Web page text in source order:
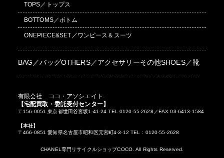
TOPS／トップス
BOTTOMS／ボトム
ONEPIECE&SET／ワンピース＆スーツ
BAG／バッグOTHERS／アクセサリーその他SHOES／靴
有限会社 ココ・アソシエイト.
【宅配買取・委託受付センター】
〒156-0051 東京都世田谷宮坂1-41-24 TEL 0120-55-2628／FAX 03-6413-1584
【本社】
〒466-0851 愛知県名古屋市昭和区元宮町4-3-12 TEL：0120-55-2628
CHANEL専門リサイクルショップCOCO. All Rights Reserved.